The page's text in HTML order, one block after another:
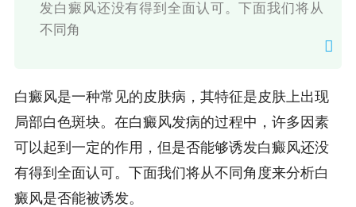
发白癜风还没有得到全面认可。下面我们将从
不同角
白癜风是一种常见的皮肤病，其特征是皮肤上出现
局部白色斑块。在白癜风发病的过程中，许多因素
可以起到一定的作用，但是否能够诱发白癜风还没
有得到全面认可。下面我们将从不同角度来分析白
癜风是否能被诱发。